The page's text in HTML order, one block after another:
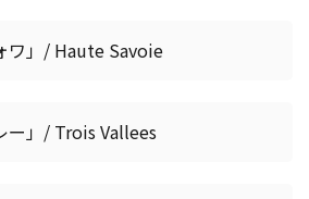
ワ」/ Haute Savoie
ー」/ Trois Vallees